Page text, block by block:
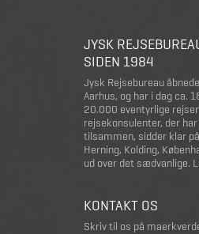
JYSK
SIDEN 1984
Jysk Rejsebureau
Aarhus, og har i dag ca.
20.000 eventyrlige
rejsekonsulenter, der
tilsammen, sidder klar
Herning, Kolding,
ud over det sædvanlige.
KONTAKT OS
Skriv til os på